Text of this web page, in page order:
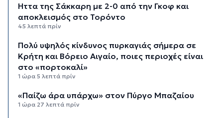
Ήττα της Σάκκαρη με 2-0 από την Γκοφ και
αποκλεισμός στο Τορόντο
45 λεπτά πρίν
Πολύ υψηλός κίνδυνος πυρκαγιάς σήμερα σε
Κρήτη και Βόρειο Αιγαίο, ποιες περιοχές είναι
στο «πορτοκαλί»
1 ώρα 5 λεπτά πρίν
«Παίζω άρα υπάρχω» στον Πύργο Μπαζαίου
1 ώρα 27 λεπτά πρίν